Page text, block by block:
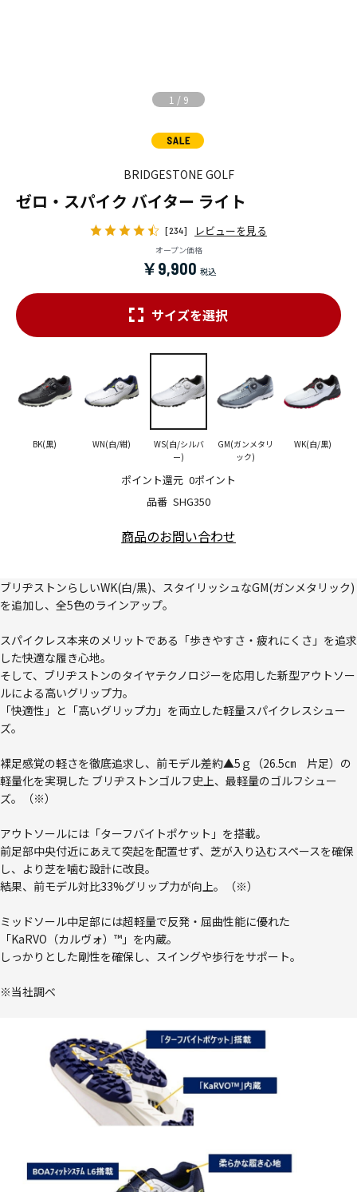
1 / 9
BRIDGESTONE GOLF
ゼロ・スパイク バイター ライト
[234] レビューを見る
オープン価格
￥9,900
品番 SHG350
ポイント還元 0ポイント
サイズを選択
BK(黒) WN(白/紺)
WS(白/シルバ
ー)
GM(ガンメタリ
ック)
WK(白/黒)
商品のお問い合わせ
ブリヂストンらしいWK(白/黒)、スタイリッシュなGM(ガンメタリック)
を追加し、全5色のラインアップ。
スパイクレス本来のメリットである「歩きやすさ・疲れにくさ」を追求
した快適な履き心地。
そして、ブリヂストンのタイヤテクノロジーを応用した新型アウトソー
ルによる高いグリップ力。
「快適性」と「高いグリップ力」を両立した軽量スパイクレスシュー
ズ。
裸足感覚の軽さを徹底追求し、前モデル差約▲5ｇ（26.5㎝ 片足）の
軽量化を実現した ブリヂストンゴルフ史上、最軽量のゴルフシュー
ズ。（※）
アウトソールには「ターフバイトポケット」を搭載。
前足部中央付近にあえて突起を配置せず、芝が入り込むスペースを確保
し、より芝を噛む設計に改良。
結果、前モデル対比33%グリップ力が向上。（※）
ミッドソール中足部には超軽量で反発・屈曲性能に優れた
「KaRVO（カルヴォ）™」を内蔵。
しっかりとした剛性を確保し、スイングや歩行をサポート。
※当社調べ